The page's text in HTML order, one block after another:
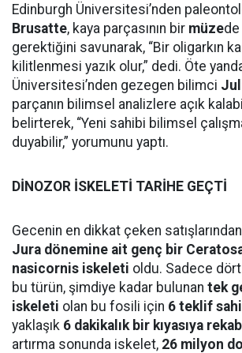
Edinburgh Üniversitesi’nden
Brusatte, kaya parçasının bir müze
gerektiğini savunarak, “Bir oligarkın
kilitlenmesi yazık olur,” dedi. Öte
Üniversitesi’nden gezegen bilimci
parçanın bilimsel analizlere açık
belirterek, “Yeni sahibi bilimsel
duyabilir,” yorumunu yaptı.
DİNOZOR İSKELETİ TARİHE GEÇTİ
Gecenin en dikkat çeken
Jura dönemine ait genç bir
nasicornis iskeleti oldu. Sadece
bu türün, şimdiye kadar bulunan tek
iskeleti olan bu fosili için 6 teklif
yaklaşık 6 dakikalık bir kıyasıya
artırma sonunda iskelet, 26 milyon